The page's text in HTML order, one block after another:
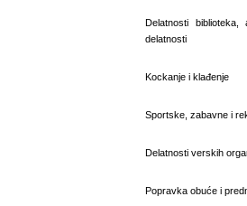
Delatnosti
delatnosti
Kockanje i klađenje
Sportske, zabavne i
Delatnosti verskih
Popravka obuće i